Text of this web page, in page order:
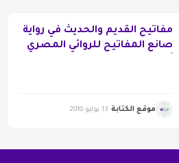
مفاتيح القديم والحديث في رواية
صانع المفاتيح للروائي المصري
موقع الكتابة 13 يوليو 2010